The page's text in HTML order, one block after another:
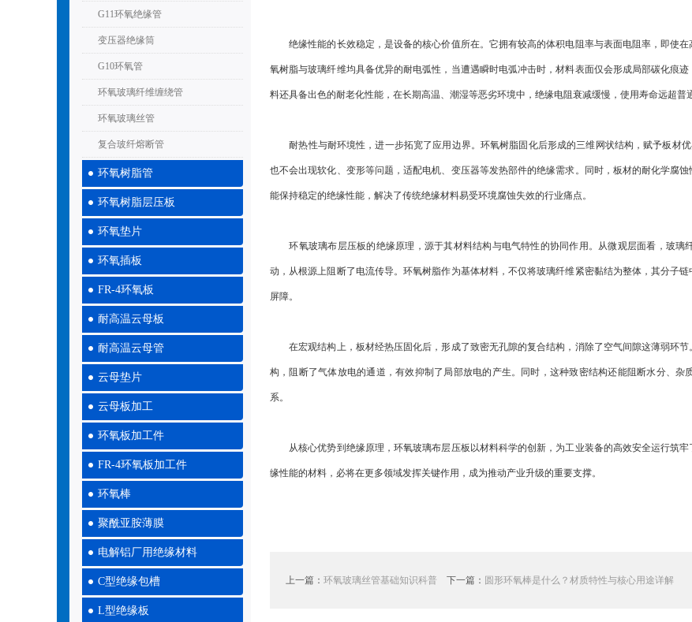
G11环氧绝缘管
变压器绝缘筒
G10环氧管
环氧玻璃纤维缠绕管
环氧玻璃丝管
复合玻纤熔断管
环氧树脂管
环氧树脂层压板
环氧垫片
环氧插板
FR-4环氧板
耐高温云母板
耐高温云母管
云母垫片
云母板加工
环氧板加工件
FR-4环氧板加工件
环氧棒
聚酰亚胺薄膜
电解铝厂用绝缘材料
C型绝缘包槽
L型绝缘板
绝缘性能的长效稳定，是设备的核心价值所在。它拥有较高的体积电阻率与表面电阻率，即使
氧树脂与玻璃纤维均具备优异的耐电弧性，当遭遇瞬时电弧冲击时，材料表面仅会形成局部碳化痕
料还具备出色的耐老化性能，在长期高温、潮湿等恶劣环境中，绝缘电阻衰减缓慢，使用寿命远超普
耐热性与耐环境性，进一步拓宽了应用边界。环氧树脂固化后形成的三维网状结构，赋予板材
也不会出现软化、变形等问题，适配电机、变压器等发热部件的绝缘需求。同时，板材的耐化学腐
能保持稳定的绝缘性能，解决了传统绝缘材料易受环境腐蚀失效的行业痛点。
环氧玻璃布层压板的绝缘原理，源于其材料结构与电气特性的协同作用。从微观层面看，玻璃
动，从根源上阻断了电流传导。环氧树脂作为基体材料，不仅将玻璃纤维紧密黏结为整体，其分子
屏障。
在宏观结构上，板材经热压固化后，形成了致密无孔隙的复合结构，消除了空气间隙这薄弱环
构，阻断了气体放电的通道，有效抑制了局部放电的产生。同时，这种致密结构还能阻断水分、
系。
从核心优势到绝缘原理，环氧玻璃布层压板以材料科学的创新，为工业装备的高效安全运行筑
缘性能的材料，必将在更多领域发挥关键作用，成为推动产业升级的重要支撑。
上一篇： 环氧玻璃丝管基础知识科普 下一篇： 圆形环氧棒是什么？材质特性与核心用途详解